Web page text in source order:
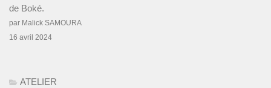
de Boké.
par Malick SAMOURA
16 avril 2024
ATELIER